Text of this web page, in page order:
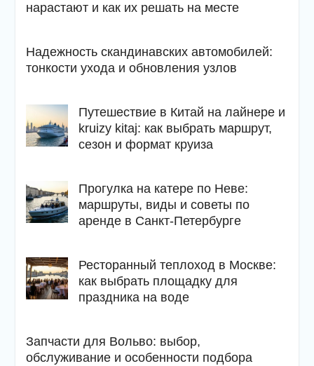
нарастают и как их решать на месте
Надежность скандинавских автомобилей:
тонкости ухода и обновления узлов
Путешествие в Китай на лайнере и
kruizy kitaj: как выбрать маршрут,
сезон и формат круиза
Прогулка на катере по Неве:
маршруты, виды и советы по
аренде в Санкт-Петербурге
Ресторанный теплоход в Москве:
как выбрать площадку для
праздника на воде
Запчасти для Вольво: выбор,
обслуживание и особенности подбора